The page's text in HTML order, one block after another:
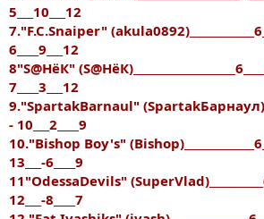
5___10___12
7."F.C.Snaiper"
6____9___12
8"S@HёК"
7____3___12
9."SpartakBarnaul"
- 10___2____9
10."Bishop Boy's"
13___-6____9
11"OdessaDevils"
12___-8____7